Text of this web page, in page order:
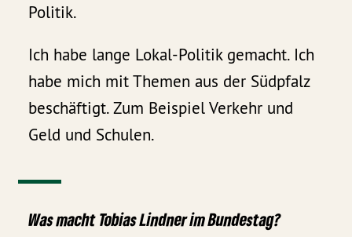
Politik.
Ich habe lange Lokal-Politik gemacht. Ich
habe mich mit Themen aus der Südpfalz
beschäftigt. Zum Beispiel Verkehr und
Geld und Schulen.
Was macht Tobias Lindner im Bundestag?